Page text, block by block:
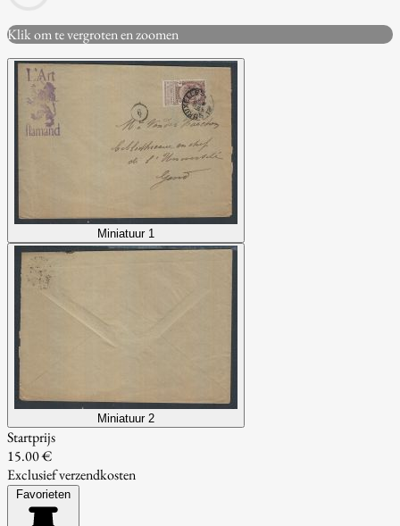
Klik om te vergroten en zoomen
Miniatuur 1
Miniatuur 2
Startprijs
15.00 €
Exclusief verzendkosten
Favorieten